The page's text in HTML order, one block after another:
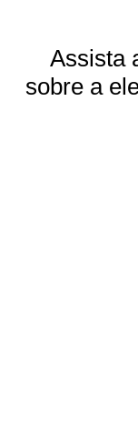
Assista
sobre a